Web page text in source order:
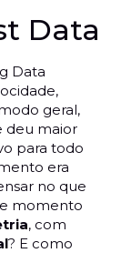
Data
Data
geral,
deu maior
para todo
era
no que
momento
, com
? E como